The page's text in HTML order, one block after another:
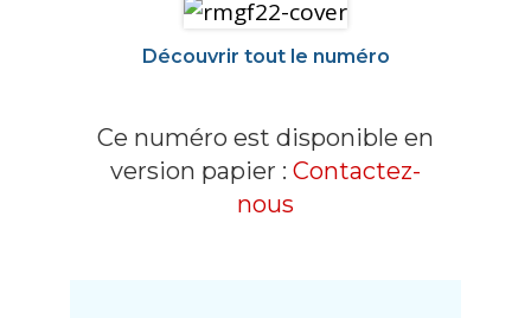
Découvrir tout le numéro
Ce numéro est disponible en
version papier : Contactez-
nous